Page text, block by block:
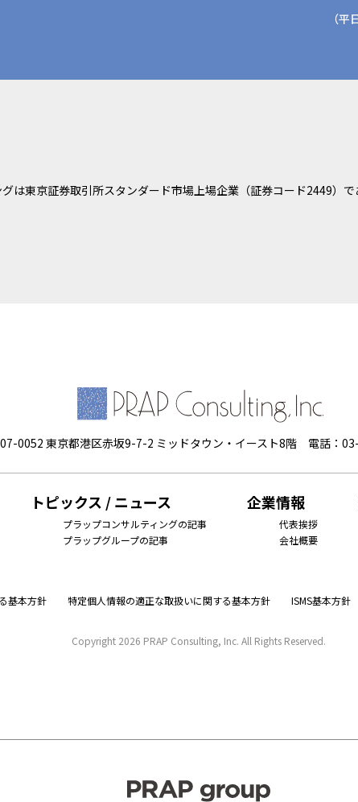
（平
は東京証券取引所スタンダード市場上場企業（証券コード2449）
0052 東京都港区赤坂9-7-2 ミッドタウン・イースト8階 電話：
トピックス / ニュース
プラップコンサルティングの記事
プラップグループの記事
企業情報
代表挨拶
会社概要
基本方針 特定個人情報の適正な取扱いに関する基本方針 ISMS基本方針
Copyright 2026 PRAP Consulting, Inc. All Rights Reserved.